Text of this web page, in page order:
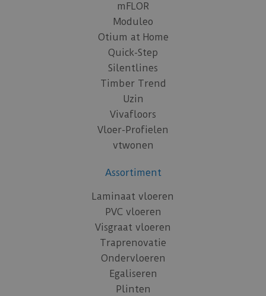
mFLOR
Moduleo
Otium at Home
Quick-Step
Silentlines
Timber Trend
Uzin
Vivafloors
Vloer-Profielen
vtwonen
Assortiment
Laminaat vloeren
PVC vloeren
Visgraat vloeren
Traprenovatie
Ondervloeren
Egaliseren
Plinten